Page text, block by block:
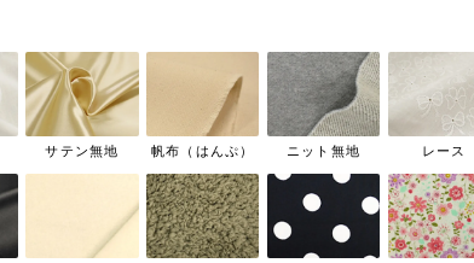
サテン無地 帆布（はんぷ） ニット無地 レース